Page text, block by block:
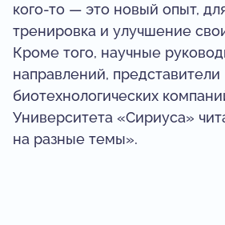
кого-то — это новый опыт,
тренировка и улучшение
Кроме того, научные
направлений, представители
биотехнологических
Университета «Сириуса»
на разные темы».